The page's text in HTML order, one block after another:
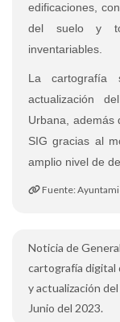
edificaciones,
del suelo y
inventariables.
La
actualización
Urbana, además
SIG gracias al
amplio nivel de
Fuente:
Noticia de
cartografía digital
y actualización
Junio del 2023.